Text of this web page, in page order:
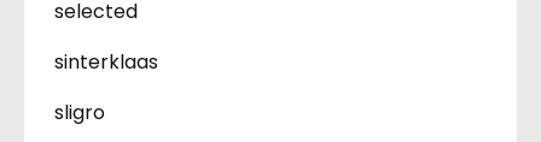
selected
sinterklaas
sligro